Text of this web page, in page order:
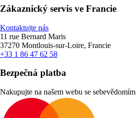
Zákaznický servis ve Francie
Kontaktujte nás
11 rue Bernard Maris
37270 Montlouis-sur-Loire, Francie
+33 1 86 47 62 58
Bezpečná platba
Nakupujte na našem webu se sebevědomím